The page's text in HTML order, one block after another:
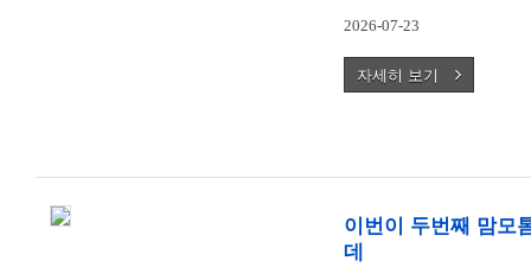
2026-07-23
자세히 보기
이번이 두번째 맘모
데